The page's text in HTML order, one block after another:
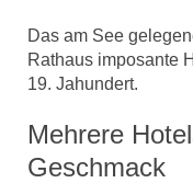
Das am See
Rathaus imposante
19. Jahundert.
Mehrere
Geschmack